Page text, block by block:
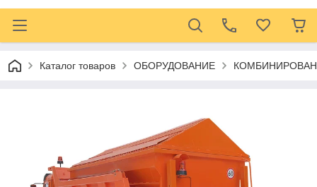
Каталог товаров ОБОРУДОВАНИЕ